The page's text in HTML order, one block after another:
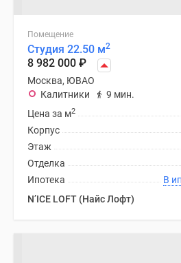
Помещение
Студия 22.50 м2
8 982 000 ₽
Москва, ЮВАО
Калитники
9 мин.
Цена за м2
Корпус
Этаж
Отделка
Ипотека
N’ICE LOFT (Найс Лофт)